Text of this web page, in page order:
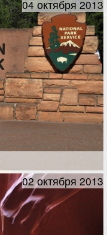
04 октября 2013
02 октября 2013